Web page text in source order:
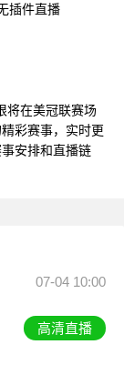
插件直播
将在美冠联赛场
彩赛事，实时更
安排和直播链
07-04 10:00
高清直播